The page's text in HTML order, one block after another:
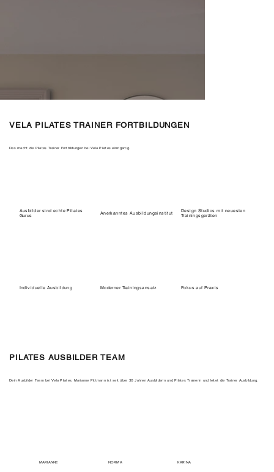
VELA PILATES TRAINER FORTBILDUNGEN
Das macht die Pilates Trainer Fortbildungen bei Vela Pilates einzigartig.
Ausbilder sind echte Pilates
Gurus
Anerkanntes Ausbildungsinstitut
Design Studios mit neuesten
Trainingsgeräten
Individuelle Ausbildung Moderner Trainingsansatz Fokus auf Praxis
PILATES AUSBILDER TEAM
Dein Ausbilder Team bei Vela Pilates. Marianne Pittmann ist seit über 30 Jahren Ausbilderin und Pilates Trainerin und leitet die Trainer Ausbildung.
MARIANNE NORMA KARINA